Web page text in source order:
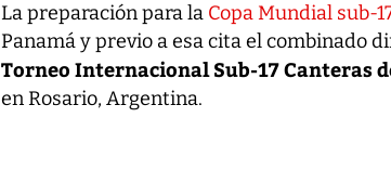
La preparación para la Copa Mundial sub-
Panamá y previo a esa cita el combinado
Torneo Internacional Sub-17 Canteras
en Rosario, Argentina.